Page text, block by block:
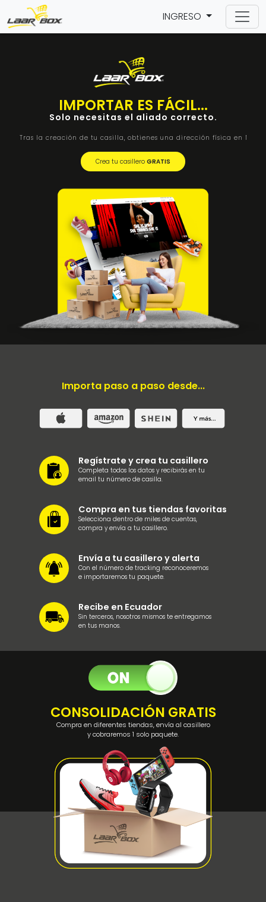
INGRESO
IMPORTAR ES FÁCIL...
Solo necesitas el aliado correcto.
Tras la creación de tu casilla, obtienes una dirección física en
Crea tu casillero GRATIS
Importa paso a paso desde...
Regístrate y crea tu casillero
Completa todos los datos y recibirás en tu
email tu número de casilla.
Compra en tus tiendas favoritas
Selecciona dentro de miles de cuentas,
compra y envía a tu casillero.
Envía a tu casillero y alerta
Con el número de tracking reconoceremos
e importaremos tu paquete.
Recibe en Ecuador
Sin terceros, nosotros mismos te entregamos
en tus manos.
CONSOLIDACIÓN GRATIS
Compra en diferentes tiendas, envía al casillero
y cobraremos 1 solo paquete.